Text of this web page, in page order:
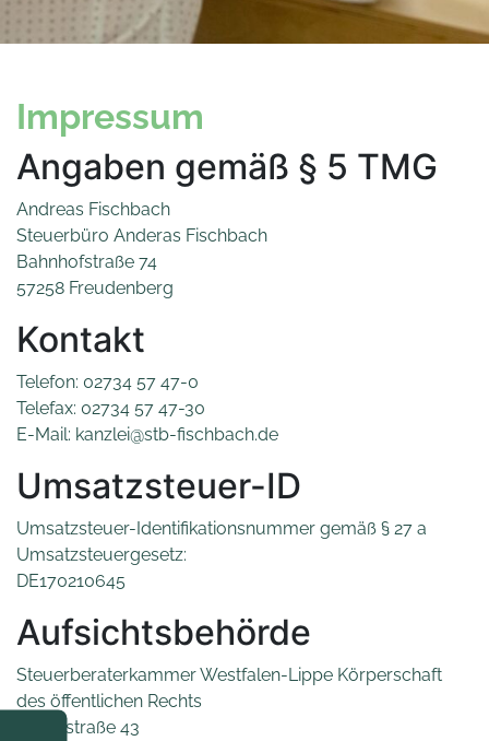
Impressum
Angaben gemäß § 5 TMG
Andreas Fischbach
Steuerbüro Anderas Fischbach
Bahnhofstraße 74
57258 Freudenberg
Kontakt
Telefon: 02734 57 47-0
Telefax: 02734 57 47-30
E-Mail: kanzlei@stb-fischbach.de
Umsatzsteuer-ID
Umsatzsteuer-Identifikationsnummer gemäß § 27 a
Umsatzsteuergesetz:
DE170210645
Aufsichtsbehörde
Steuerberaterkammer Westfalen-Lippe Körperschaft
des öffentlichen Rechts
Erphostraße 43